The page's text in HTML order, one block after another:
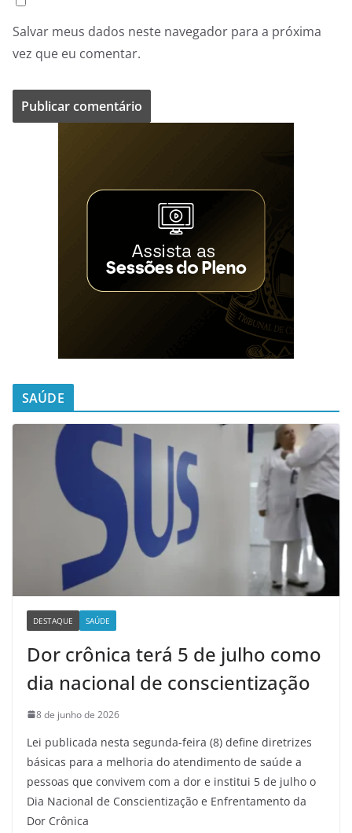
Salvar meus dados neste navegador para a próxima
vez que eu comentar.
SAÚDE
DESTAQUE SAÚDE
Dor crônica terá 5 de julho como
dia nacional de conscientização
8 de junho de 2026
Lei publicada nesta segunda-feira (8) define diretrizes
básicas para a melhoria do atendimento de saúde a
pessoas que convivem com a dor e institui 5 de julho o
Dia Nacional de Conscientização e Enfrentamento da
Dor Crônica